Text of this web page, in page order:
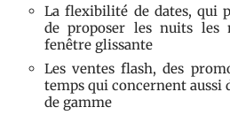
La flexibilité de dates, qui
de proposer les nuits les
fenêtre glissante
Les ventes flash, des
temps qui concernent aussi
de gamme